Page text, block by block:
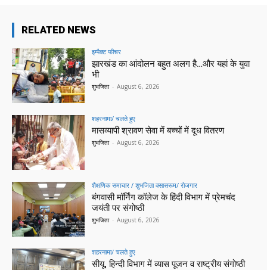
RELATED NEWS
इम्पैक्ट फीचर
झारखंड का आंदोलन बहुत अलग है…और यहां के युवा
भी
शुभजिता - August 6, 2026
शहरनामा/ चलते हुए
मासव्यापी श्रावण सेवा में बच्चों में दूध वितरण
शुभजिता - August 6, 2026
शैक्षणिक समाचार / शुभजिता क्सासरूम/ रोजगार
बंगवासी मॉर्निंग कॉलेज के हिंदी विभाग में प्रेमचंद
जयंती पर संगोष्ठी
शुभजिता - August 6, 2026
शहरनामा/ चलते हुए
सीयू, हिन्दी विभाग में व्यास पूजन व राष्ट्रीय संगोष्ठी